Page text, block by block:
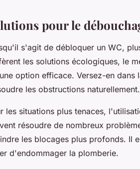
pour le
s'agit de débloquer un WC,
les solutions écologiques, le
option efficace. Versez-en
les obstructions naturellement.
les situations plus tenaces,
résoudre de nombreux
les blocages plus profonds. Il
d'endommager la plomberie.